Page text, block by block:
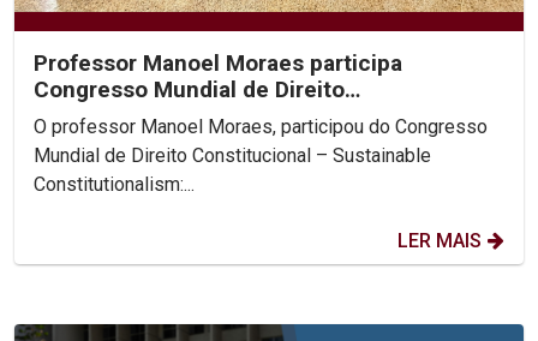
Professor Manoel Moraes participa
Congresso Mundial de Direito
Constitucional, na Colômbia.
O professor Manoel Moraes, participou do Congresso
Mundial de Direito Constitucional – Sustainable
Constitutionalism:...
LER MAIS